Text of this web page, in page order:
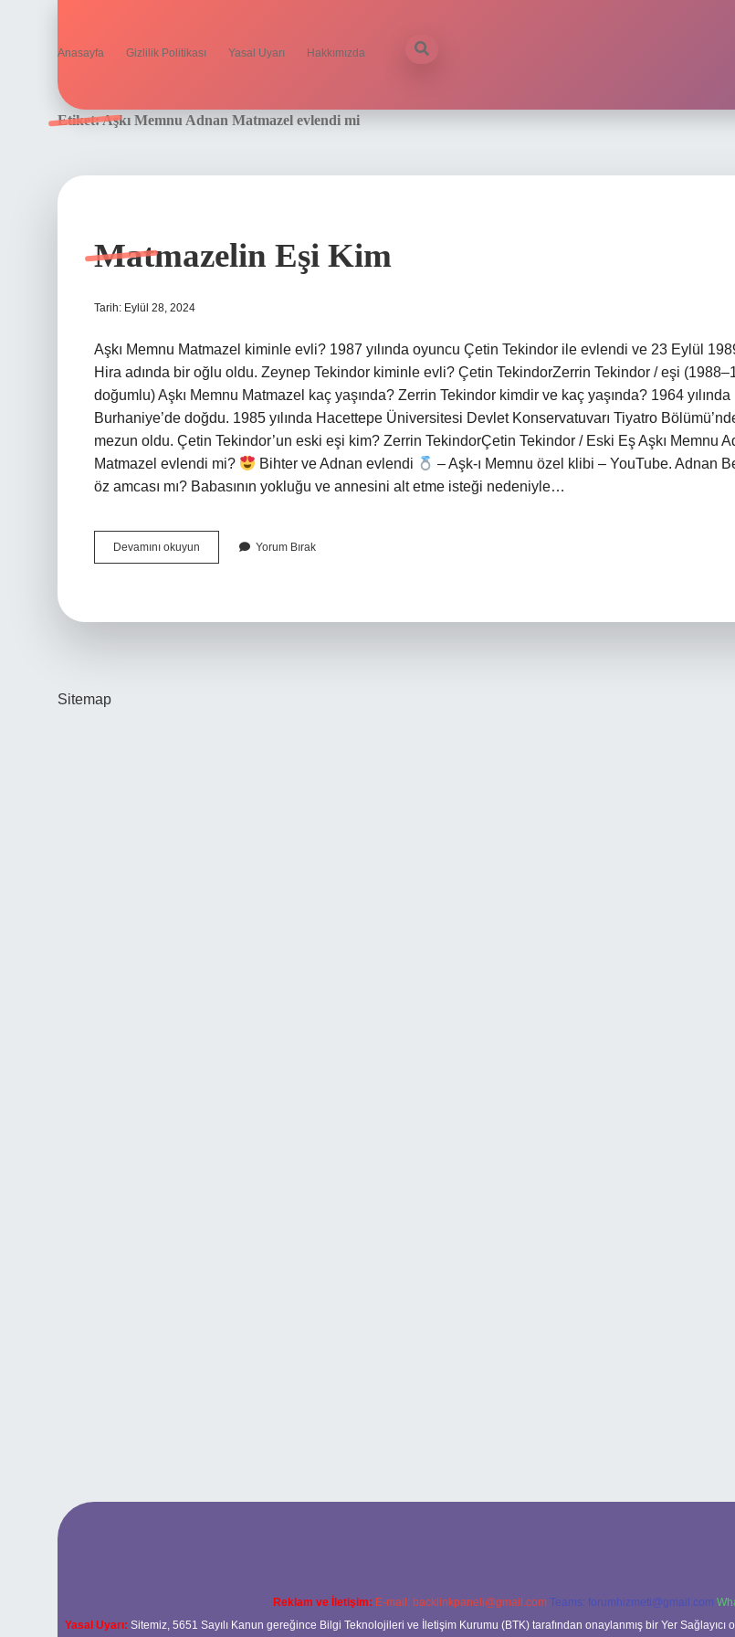
Anasayfa Gizlilik Politikası Yasal Uyarı Hakkımızda
Etiket:Aşkı Memnu Adnan Matmazel evlendi mi
Matmazelin Eşi Kim
Tarih: Eylül 28, 2024
Aşkı Memnu Matmazel kiminle evli? 1987 yılında oyuncu Çetin Tekindor ile evlendi ve 23 Eylül
Hira adında bir oğlu oldu. Zeynep Tekindor kiminle evli? Çetin TekindorZerrin Tekindor / eşi
doğumlu) Aşkı Memnu Matmazel kaç yaşında? Zerrin Tekindor kimdir ve kaç yaşında? 1964 yılında
Burhaniye’de doğdu. 1985 yılında Hacettepe Üniversitesi Devlet Konservatuvarı Tiyatro
mezun oldu. Çetin Tekindor’un eski eşi kim? Zerrin TekindorÇetin Tekindor / Eski Eş Aşkı Memnu
Matmazel evlendi mi?
Bihter ve Adnan evlendi
– Aşk-ı Memnu özel klibi – YouTube. Adnan
öz amcası mı? Babasının yokluğu ve annesini alt etme isteği nedeniyle…
Devamını okuyun Matmazelin
Eşi
Yorum Bırak
Sitemap
Reklam ve İletişim: E-mail: backlinkpaneli@gmail.com Teams: forumhizmeti@gmail.com
Yasal Uyarı: Sitemiz, 5651 Sayılı Kanun gereğince Bilgi Teknolojileri ve İletişim Kurumu (BTK) tarafından onaylanmış bir Yer